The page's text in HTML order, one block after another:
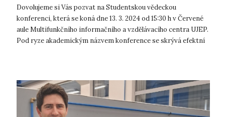
Dovolujeme si Vás pozvat na Studentskou vědeckou
konferenci, která se koná dne 13. 3. 2024 od 15:30 h v Červené
aule Multifunkčního informačního a vzdělávacího centra UJEP.
Pod ryze akademickým názvem konference se skrývá efektní